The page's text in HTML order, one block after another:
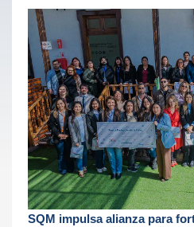
SQM impulsa alianza para